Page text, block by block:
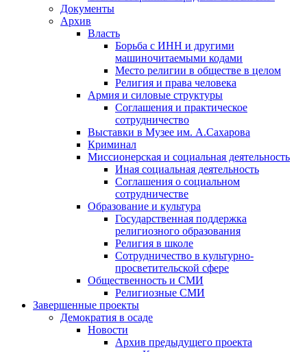
Документы
Архив
Власть
Борьба с ИНН и другими
машиночитаемыми кодами
Место религии в обществе в целом
Религия и права человека
Армия и силовые структуры
Соглашения и практическое
сотрудничество
Выставки в Музее им. А.Сахарова
Криминал
Миссионерская и социальная деятельность
Иная социальная деятельность
Соглашения о социальном
сотрудничестве
Образование и культура
Государственная поддержка
религиозного образования
Религия в школе
Сотрудничество в культурно-
просветительской сфере
Общественность и СМИ
Религиозные СМИ
Завершенные проекты
Демократия в осаде
Новости
Архив предыдущего проекта